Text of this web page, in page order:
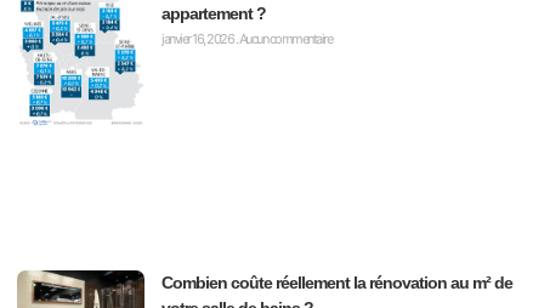
appartement ?
janvier 16, 2026Aucun commentaire
Combien coûte réellement la rénovation au m² de